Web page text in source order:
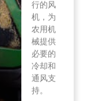
机，为
农用机
械提供
必要的
冷却和
通风支
持。